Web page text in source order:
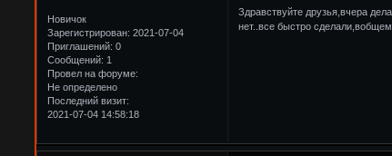
Новичок
Зарегистрирован: 2021-07-04
Приглашений: 0
Сообщений: 1
Провел на форуме:
Не определено
Последний визит:
2021-07-04 14:58:18
Здравствуйте друзья,вчера
нет..все быстро